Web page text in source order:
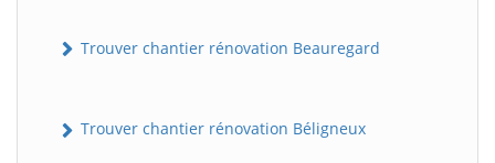
Trouver chantier rénovation Beauregard
Trouver chantier rénovation Béligneux